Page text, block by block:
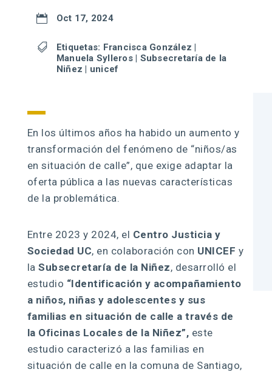
 Oct 17, 2024
 Etiquetas: Francisca González |
Manuela Sylleros| Subsecretaría de la
Niñez | unicef
En los últimos años ha habido un aumento y
transformación del fenómeno de “niños/as
en situación de calle”, que exige adaptar la
oferta pública a las nuevas características
de la problemática.
Entre 2023 y 2024, el Centro Justicia y
Sociedad UC, en colaboración con UNICEF y
laSubsecretaría de la Niñez, desarrolló el
estudio “Identificación y acompañamiento
a niños, niñas y adolescentes y sus
familias en situación de calle a través de
la Oficinas Locales de la Niñez”, este
estudio caracterizó a las familias en
situación de calle en la comuna de Santiago,